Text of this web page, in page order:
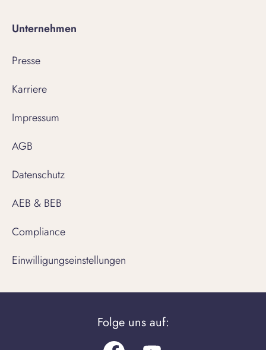
Unternehmen
Presse
Karriere
Impressum
AGB
Datenschutz
AEB & BEB
Compliance
Einwilligungseinstellungen
Folge uns auf: